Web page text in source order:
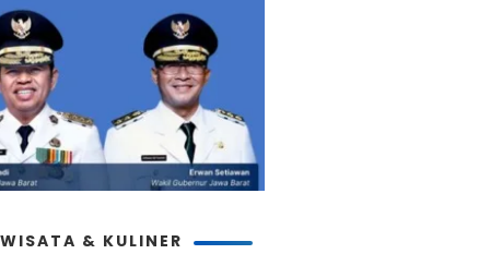
& KULINER